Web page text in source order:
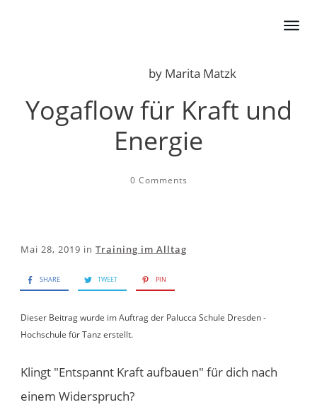
by Marita Matzk
Yogaflow für Kraft und
Energie
0 Comments
Mai 28, 2019 in Training im Alltag
SHARE TWEET PIN
​Dieser Beitrag wurde im Auftrag der Palucca Schule Dresden -
Hochschule für Tanz erstellt.
Klingt "Entspannt Kraft aufbauen" für dich nach
einem Widerspruch?